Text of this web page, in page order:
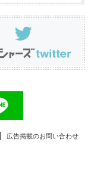
広告掲載のお問い合わせ